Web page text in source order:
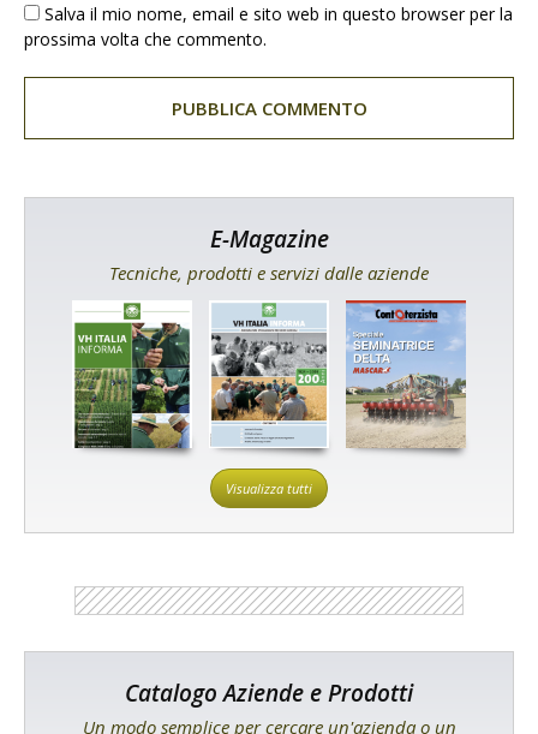
Salva il mio nome, email e sito web in questo browser per la
prossima volta che commento.
E-Magazine
Tecniche, prodotti e servizi dalle aziende
Visualizza tutti
Catalogo Aziende e Prodotti
Un modo semplice per cercare un'azienda o un